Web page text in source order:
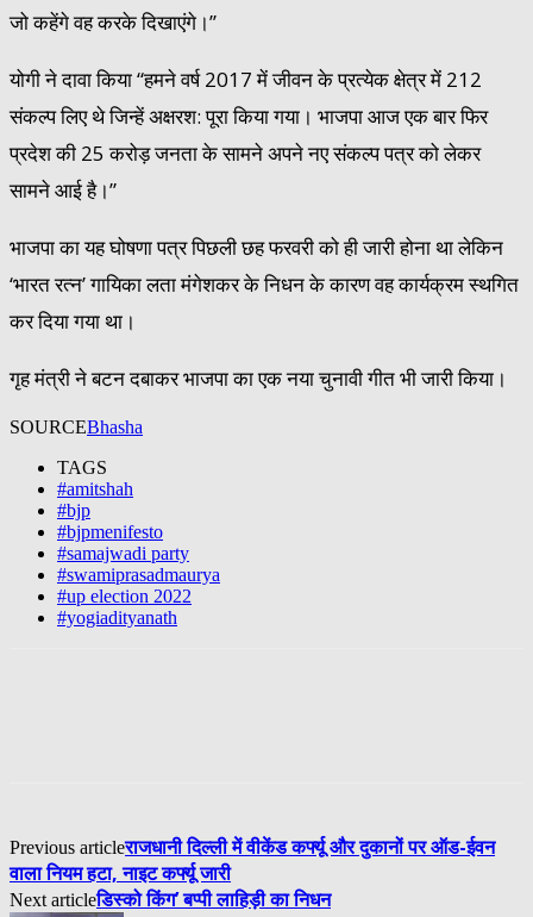
जो कहेंगे वह करके दिखाएंगे।’’
योगी ने दावा किया “हमने वर्ष 2017 में जीवन के प्रत्येक क्षेत्र में 212
संकल्प लिए थे जिन्हें अक्षरश: पूरा किया गया। भाजपा आज एक बार फिर
प्रदेश की 25 करोड़ जनता के सामने अपने नए संकल्प पत्र को लेकर
सामने आई है।”
भाजपा का यह घोषणा पत्र पिछली छह फरवरी को ही जारी होना था लेकिन
‘भारत रत्न’ गायिका लता मंगेशकर के निधन के कारण वह कार्यक्रम स्थगित
कर दिया गया था।
गृह मंत्री ने बटन दबाकर भाजपा का एक नया चुनावी गीत भी जारी किया।
SOURCEBhasha
TAGS
#amitshah
#bjp
#bjpmenifesto
#samajwadi party
#swamiprasadmaurya
#up election 2022
#yogiadityanath
Previous articleराजधानी दिल्ली में वीकेंड कर्फ्यू और दुकानों पर ऑड-ईवन
वाला नियम हटा, नाइट कर्फ्यू जारी
Next articleडिस्को किंग’ बप्पी लाहिड़ी का निधन